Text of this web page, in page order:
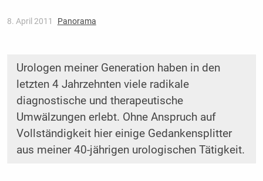
8. April 2011 Panorama
Urologen meiner Generation haben in den
letzten 4 Jahrzehnten viele radikale
diagnostische und therapeutische
Umwälzungen erlebt. Ohne Anspruch auf
Vollständigkeit hier einige Gedankensplitter
aus meiner 40-jährigen urologischen Tätigkeit.